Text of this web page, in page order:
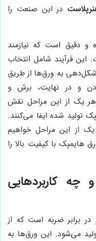
در این صنعت را
و دقیق است که نیازمند
فرآیند شامل انتخاب
شکل‌دهی به ورق‌ها از طریق
و در نهایت، برش و
یک از این مراحل نقش
تولید شده ایفا می‌کنند.
از این مراحل خواهیم
هایمپک با کیفیت بالا را
کاربردهایی
برابر ضربه است که از
می‌شود. این ورق‌ها به